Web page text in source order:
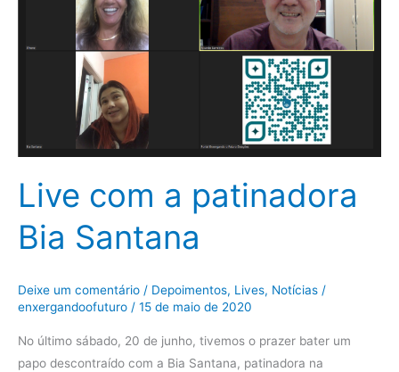
Live com a patinadora
Bia Santana
Deixe um comentário / Depoimentos, Lives, Notícias /
enxergandoofuturo / 15 de maio de 2020
No último sábado, 20 de junho, tivemos o prazer bater um
papo descontraído com a Bia Santana, patinadora na
patinadora